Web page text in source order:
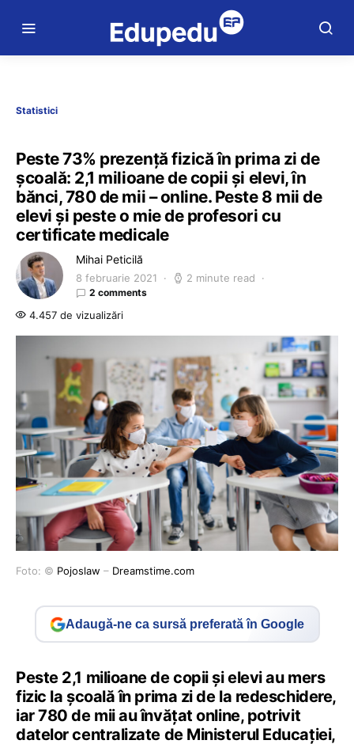
Statistici
Peste 73% prezență fizică în prima zi de
școală: 2,1 milioane de copii și elevi, în
bănci, 780 de mii – online. Peste 8 mii de
elevi și peste o mie de profesori cu
certificate medicale
Mihai Peticilă
8 februarie 2021 2 minute read
2 comments
4.457 de vizualizări
Foto: © Pojoslaw – Dreamstime.com
Adaugă-ne ca sursă preferată în Google
Peste 2,1 milioane de copii și elevi au mers
fizic la școală în prima zi de la redeschidere,
iar 780 de mii au învățat online, potrivit
datelor centralizate de Ministerul Educației,